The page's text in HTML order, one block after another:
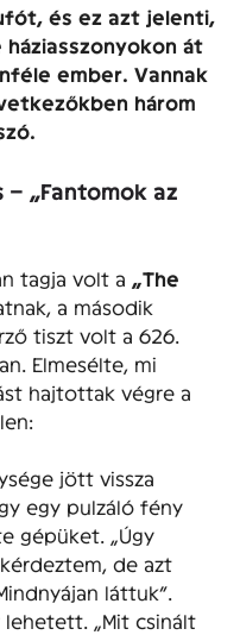
és ez azt jelenti,
át
ember. Vannak
három
„Fantomok az
tagja volt a „The
a második
tiszt volt a 626.
Elmesélte, mi
hajtottak végre a
jött vissza
egy pulzáló fény
gépüket. „Úgy
de azt
láttuk”.
„Mit csinált